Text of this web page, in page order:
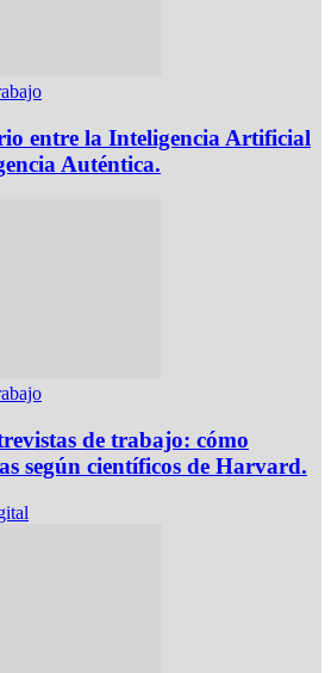
entre la Inteligencia Artificial
Auténtica.
de trabajo: cómo
según científicos de Harvard.